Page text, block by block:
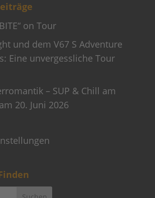
on Tour
und dem V67 S Adventure
Eine unvergessliche Tour
– SUP & Chill am
20. Juni 2026